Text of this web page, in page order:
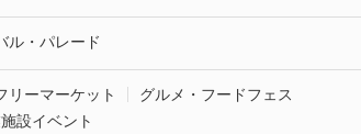
ル・パレード
リーマーケット
グルメ・フードフェス
設イベント